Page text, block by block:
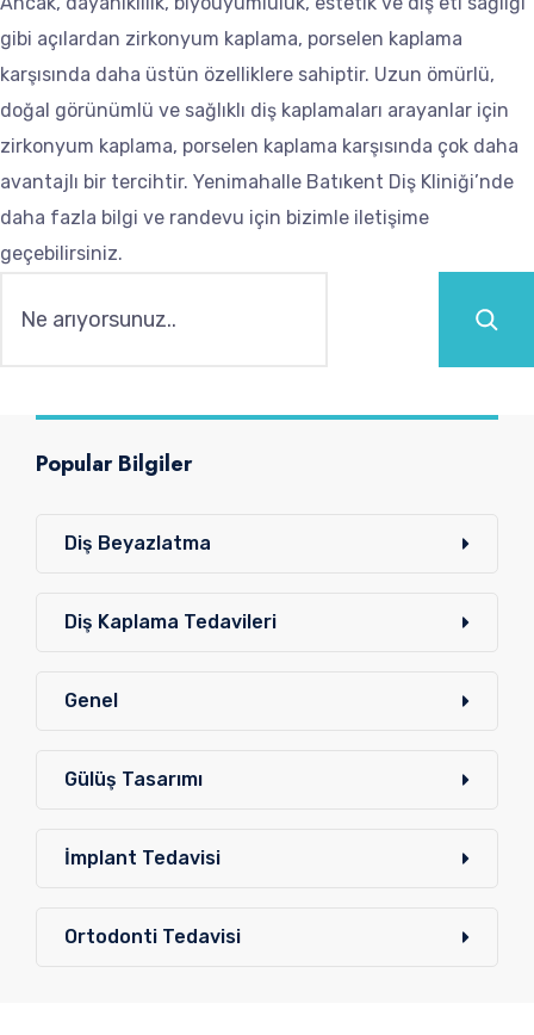
gibi açılardan zirkonyum kaplama, porselen kaplama
karşısında daha üstün özelliklere sahiptir. Uzun ömürlü,
doğal görünümlü ve sağlıklı diş kaplamaları arayanlar için
zirkonyum kaplama, porselen kaplama karşısında çok daha
avantajlı bir tercihtir. Yenimahalle Batıkent Diş Kliniği’nde
daha fazla bilgi ve randevu için bizimle iletişime
geçebilirsiniz.
Popular Bilgiler
Diş Beyazlatma
Diş Kaplama Tedavileri
Genel
Gülüş Tasarımı
İmplant Tedavisi
Ortodonti Tedavisi